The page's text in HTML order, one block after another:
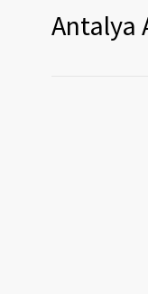
Antalya